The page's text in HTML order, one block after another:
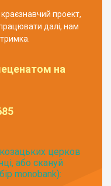
проект,
далі, нам
на
церков
або скануй
monobank):